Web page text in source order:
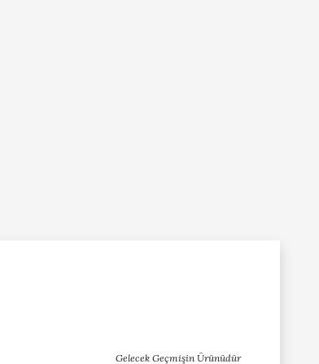
Gelecek Geçmişin Ürünüdür